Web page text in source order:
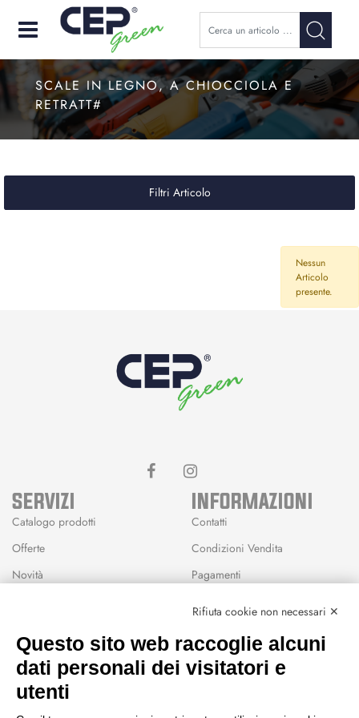
Open
SCALE IN LEGNO, A CHIOCCIOLA E
RETRATT#
Filtri Articolo
Nessun
Articolo
presente.
SERVIZI
Catalogo prodotti
Offerte
Novità
Wishlist
INFORMAZIONI
Contatti
Condizioni Vendita
Pagamenti
CEP GREEN
Rifiuta cookie non necessari ✕
Questo sito web raccoglie alcuni
dati personali dei visitatori e
utenti